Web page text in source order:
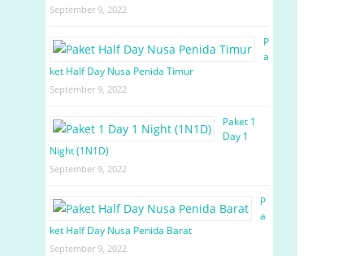
September 9, 2022
P
a
ket Half Day Nusa Penida Timur
September 9, 2022
Paket 1
Day 1
Night (1N1D)
September 9, 2022
P
a
ket Half Day Nusa Penida Barat
September 9, 2022